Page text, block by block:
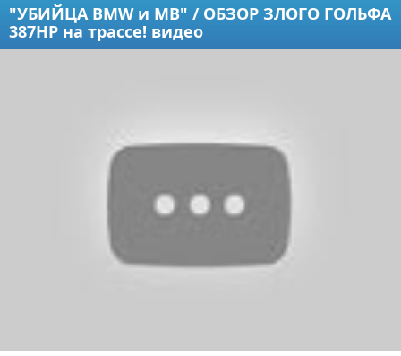
"УБИЙЦА BMW и MB" / ОБЗОР ЗЛОГО ГОЛЬФА
387HP на трассе! видео